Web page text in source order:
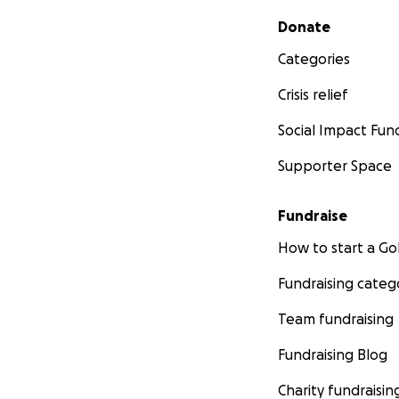
Secondary menu
Donate
Categories
Crisis relief
Social Impact
Supporter Space
Fundraise
How to start a
Fundraising
Team fundraising
Fundraising Blog
Charity